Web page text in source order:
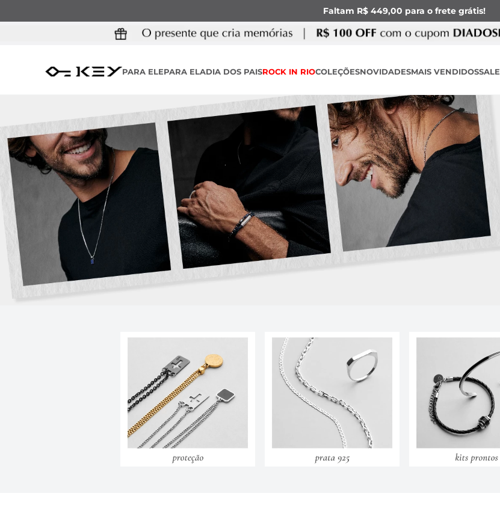
Faltam R$ 449,00 para o frete grátis!
PARA ELEPARA ELADIA DOS PAISROCK IN RIOCOLEÇÕESNOVIDADESMAIS VENDIDOSSALE